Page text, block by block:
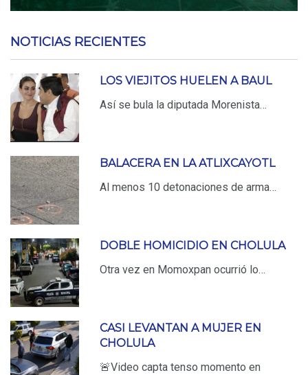
NOTICIAS RECIENTES
LOS VIEJITOS HUELEN A BAUL
Así se bula la diputada Morenista…
BALACERA EN LA ATLIXCAYOTL
Al menos 10 detonaciones de arma…
DOBLE HOMICIDIO EN CHOLULA
Otra vez en Momoxpan ocurrió lo…
CASI LEVANTAN A MUJER EN
CHOLULA
🚨Video capta tenso momento en